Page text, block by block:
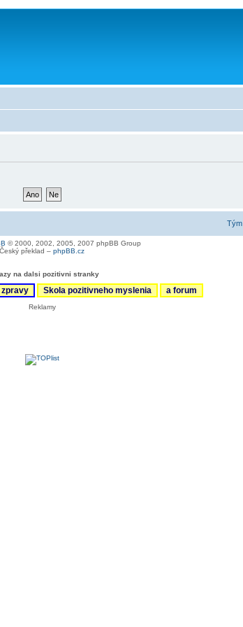
Tým
© 2000, 2002, 2005, 2007 phpBB Group
Český překlad – phpBB.cz
na dalsi pozitivni stranky
zpravy Skola pozitivneho myslenia a forum
Reklamy